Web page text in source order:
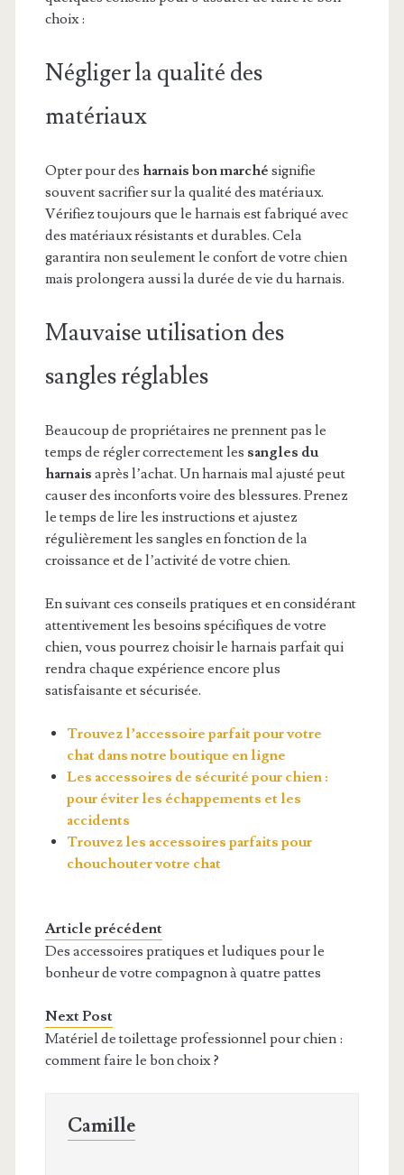
choix :
Négliger la qualité des
matériaux
Opter pour des harnais bon marché signifie
souvent sacrifier sur la qualité des matériaux.
Vérifiez toujours que le harnais est fabriqué avec
des matériaux résistants et durables. Cela
garantira non seulement le confort de votre chien
mais prolongera aussi la durée de vie du harnais.
Mauvaise utilisation des
sangles réglables
Beaucoup de propriétaires ne prennent pas le
temps de régler correctement les sangles du
harnais après l’achat. Un harnais mal ajusté peut
causer des inconforts voire des blessures. Prenez
le temps de lire les instructions et ajustez
régulièrement les sangles en fonction de la
croissance et de l’activité de votre chien.
En suivant ces conseils pratiques et en considérant
attentivement les besoins spécifiques de votre
chien, vous pourrez choisir le harnais parfait qui
rendra chaque expérience encore plus
satisfaisante et sécurisée.
Trouvez l’accessoire parfait pour votre
chat dans notre boutique en ligne
Les accessoires de sécurité pour chien :
pour éviter les échappements et les
accidents
Trouvez les accessoires parfaits pour
chouchouter votre chat
Article précédent
Des accessoires pratiques et ludiques pour le
bonheur de votre compagnon à quatre pattes
Next Post
Matériel de toilettage professionnel pour chien :
comment faire le bon choix ?
Camille